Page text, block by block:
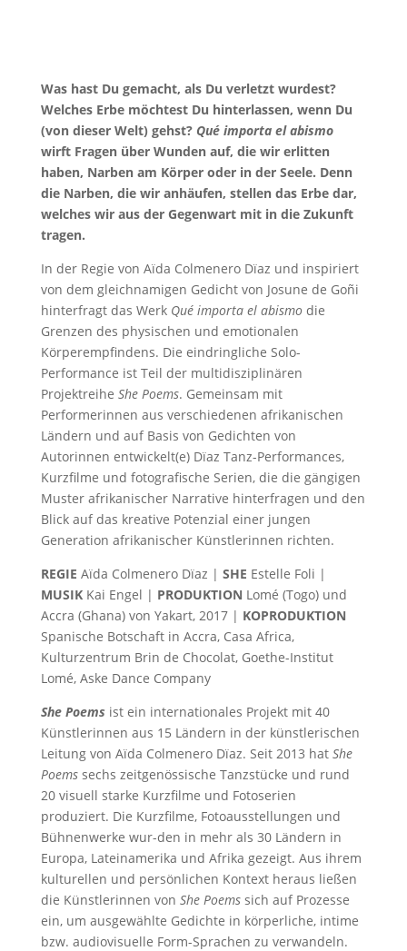
Was hast Du gemacht, als Du verletzt wurdest?
Welches Erbe möchtest Du hinterlassen, wenn Du
(von dieser Welt) gehst? Qué importa el abismo
wirft Fragen über Wunden auf, die wir erlitten
haben, Narben am Körper oder in der Seele. Denn
die Narben, die wir anhäufen, stellen das Erbe dar,
welches wir aus der Gegenwart mit in die Zukunft
tragen.
In der Regie von Aïda Colmenero Dïaz und inspiriert
von dem gleichnamigen Gedicht von Josune de Goñi
hinterfragt das Werk Qué importa el abismodie
Grenzen des physischen und emotionalen
Körperempfindens. Die eindringliche Solo-
Performance ist Teil der multidisziplinären
Projektreihe She Poems. Gemeinsam mit
Performerinnen aus verschiedenen afrikanischen
Ländern und auf Basis von Gedichten von
Autorinnen entwickelt(e) Dïaz Tanz-Performances,
Kurzfilme und fotografische Serien, die die gängigen
Muster afrikanischer Narrative hinterfragen und den
Blick auf das kreative Potenzial einer jungen
Generation afrikanischer Künstlerinnen richten.
REGIE Aïda Colmenero Dïaz | SHE Estelle Foli |
MUSIKKai Engel | PRODUKTION Lomé (Togo) und
Accra (Ghana) von Yakart, 2017 | KOPRODUKTION
Spanische Botschaft in Accra, Casa Africa,
Kulturzentrum Brin de Chocolat, Goethe-Institut
Lomé, Aske Dance Company
She Poems ist ein internationales Projekt mit 40
Künstlerinnen aus 15 Ländern in der künstlerischen
Leitung von Aïda Colmenero Dïaz. Seit 2013 hat She
Poemssechs zeitgenössische Tanzstücke und rund
20 visuell starke Kurzfilme und Fotoserien
produziert. Die Kurzfilme, Fotoausstellungen und
Bühnenwerke wur-den in mehr als 30 Ländern in
Europa, Lateinamerika und Afrika gezeigt. Aus ihrem
kulturellen und persönlichen Kontext heraus ließen
die Künstlerinnen von She Poemssich auf Prozesse
ein, um ausgewählte Gedichte in körperliche, intime
bzw. audiovisuelle Form-Sprachen zu verwandeln.